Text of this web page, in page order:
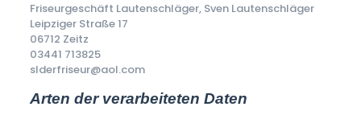
Friseurgeschäft Lautenschläger, Sven Lautenschläger
Leipziger Straße 17
06712 Zeitz
03441 713825
slderfriseur@aol.com
Arten der verarbeiteten Daten